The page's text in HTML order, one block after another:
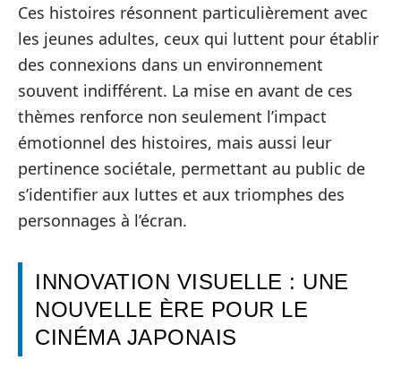
Ces histoires résonnent particulièrement avec
les jeunes adultes, ceux qui luttent pour établir
des connexions dans un environnement
souvent indifférent. La mise en avant de ces
thèmes renforce non seulement l’impact
émotionnel des histoires, mais aussi leur
pertinence sociétale, permettant au public de
s’identifier aux luttes et aux triomphes des
personnages à l’écran.
INNOVATION VISUELLE : UNE
NOUVELLE ÈRE POUR LE
CINÉMA JAPONAIS